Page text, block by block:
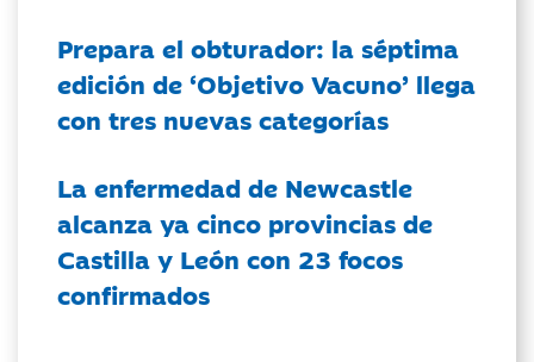
Prepara el obturador: la séptima
edición de ‘Objetivo Vacuno’ llega
con tres nuevas categorías
La enfermedad de Newcastle
alcanza ya cinco provincias de
Castilla y León con 23 focos
confirmados